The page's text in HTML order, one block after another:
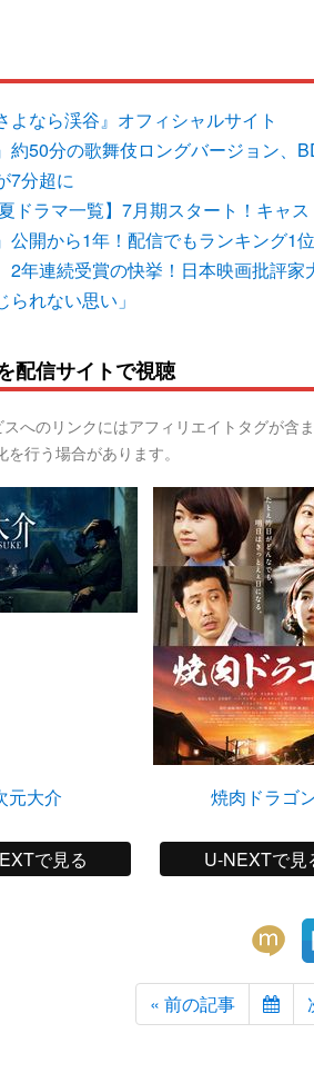
よなら渓谷』オフィシャルサイト
約50分の歌舞伎ロングバージョン、
7分超に
夏ドラマ一覧】7月期スタート！キャ
公開から1年！配信でもランキング1
2年連続受賞の快挙！日本映画批評
られない思い」
配信サイトで視聴
へのリンクにはアフィリエイトタグが含
を行う場合があります。
元大介
で見る
焼肉ドラゴ
U-NEXTで見
« 前の記事